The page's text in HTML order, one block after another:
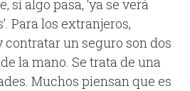
si algo pasa, ‘ya se verá
Para los extranjeros,
contratar un seguro son dos
la mano. Se trata de una
Muchos piensan que es